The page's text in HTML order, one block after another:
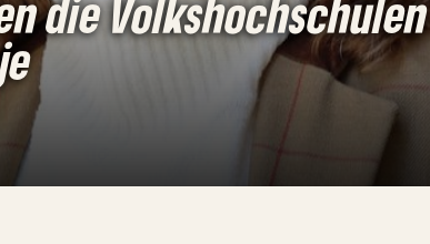
die Volkshochschulen